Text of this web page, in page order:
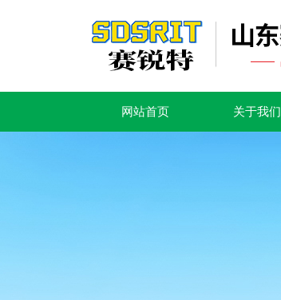
网站首页 关于我们